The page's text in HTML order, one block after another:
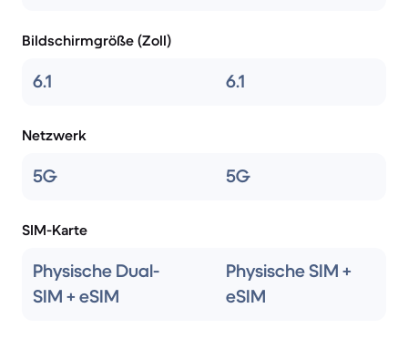
Bildschirmgröße (Zoll)
6.1 6.1
Netzwerk
5G 5G
SIM-Karte
Physische Dual-
SIM + eSIM
Physische SIM +
eSIM